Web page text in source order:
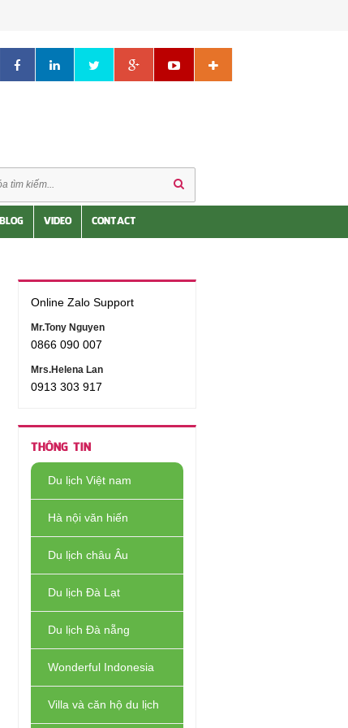
BLOG VIDEO CONTACT
Online Zalo Support
Mr.Tony Nguyen
0866 090 007
Mrs.Helena Lan
0913 303 917
THÔNG TIN
Du lịch Việt nam
Hà nội văn hiến
Du lịch châu Âu
Du lịch Đà Lạt
Du lịch Đà nẵng
Wonderful Indonesia
Villa và căn hộ du lịch